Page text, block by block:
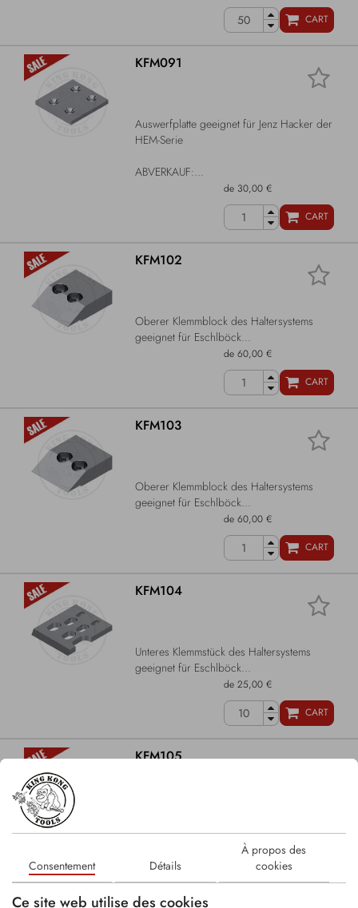
Consentement Détails
À propos des
cookies
Ce site web utilise des cookies
CART
KFM091
Auswerfplatte geeignet für Jenz Hacker der
HEM-Serie
ABVERKAUF:...
de 30,00 €
CART
KFM102
Oberer Klemmblock des Haltersystems
geeignet für Eschlböck...
de 60,00 €
CART
KFM103
Oberer Klemmblock des Haltersystems
geeignet für Eschlböck...
de 60,00 €
CART
KFM104
Unteres Klemmstück des Haltersystems
geeignet für Eschlböck...
de 25,00 €
CART
KFM105
geeignet für Eschlböck...
de 25,00 €